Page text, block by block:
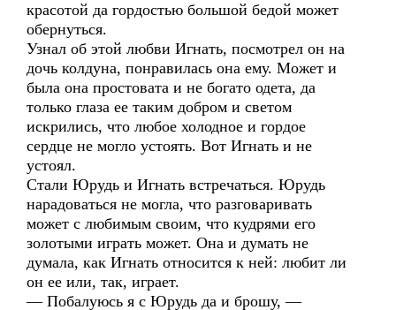
красотой да гордостью большой бедой может
обернуться.
Узнал об этой любви Игнать, посмотрел он на
дочь колдуна, понравилась она ему. Может и
была она простовата и не богато одета, да
только глаза ее таким добром и светом
искрились, что любое холодное и гордое
сердце не могло устоять. Вот Игнать и не
устоял.
Стали Юрудь и Игнать встречаться. Юрудь
нарадоваться не могла, что разговаривать
может с любимым своим, что кудрями его
золотыми играть может. Она и думать не
думала, как Игнать относится к ней: любит ли
он ее или, так, играет.
— Побалуюсь я с Юрудь да и брошу, —